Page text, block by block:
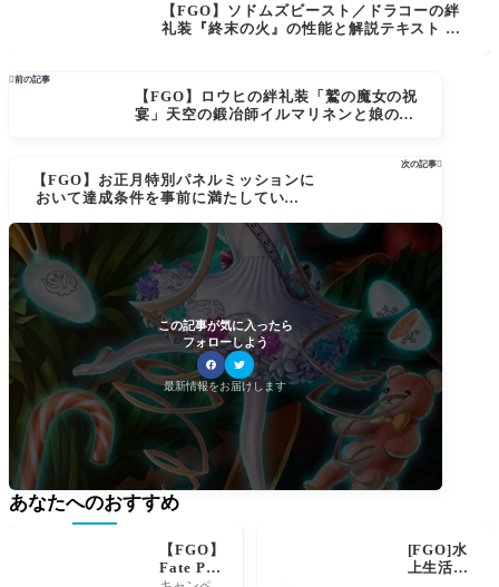
【FGO】ソドムズビースト／ドラコーの絆
礼装『終末の火』の性能と解説テキスト ま
前の記事
【FGO】ロウヒの絆礼装「鷲の魔女の祝
宴」天空の鍛冶師イルマリネンと娘の婚
次の記事
【FGO】お正月特別パネルミッションに
おいて達成条件を事前に満たしていると
この記事が気に入ったら
フォローしよう
最新情報をお届けします
あなたへのおすすめ
【FGO】
Fate Pro
[FGO]水
上生活施